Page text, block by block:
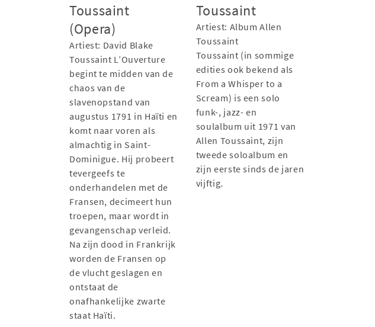
Toussaint
(Opera)
Artiest: David Blake
Toussaint L’Ouverture
begint te midden van de
chaos van de
slavenopstand van
augustus 1791 in Haïti en
komt naar voren als
almachtig in Saint-
Dominigue. Hij probeert
tevergeefs te
onderhandelen met de
Fransen, decimeert hun
troepen, maar wordt in
gevangenschap verleid.
Na zijn dood in Frankrijk
worden de Fransen op
de vlucht geslagen en
ontstaat de
onafhankelijke zwarte
staat Haïti.
Toussaint
Artiest: Album Allen
Toussaint
Toussaint (in sommige
edities ook bekend als
From a Whisper to a
Scream) is een solo
funk-, jazz- en
soulalbum uit 1971 van
Allen Toussaint, zijn
tweede soloalbum en
zijn eerste sinds de jaren
vijftig.